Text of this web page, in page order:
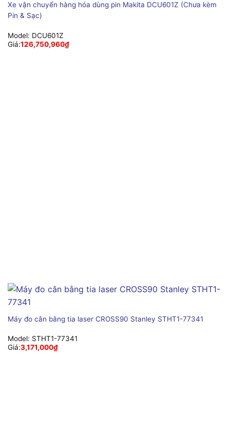
Xe vận chuyển hàng hóa dùng pin Makita DCU601Z (Chưa kèm
Pin & Sạc)
Model: DCU601Z
Giá:126,750,960₫
Máy đo cân bằng tia laser CROSS90 Stanley STHT1-77341
Model: STHT1-77341
Giá:3,171,000₫